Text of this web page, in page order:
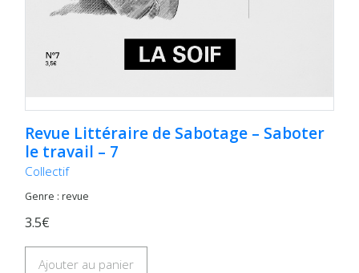
Revue Littéraire de Sabotage – Saboter
le travail – 7
Collectif
Genre : revue
3.5€
Ajouter au panier